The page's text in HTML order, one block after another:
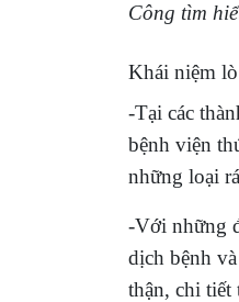
Công tìm
Khái niệm
-Tại các
bệnh viện
những loại
-Với những
dịch bệnh
thận, chi tiết